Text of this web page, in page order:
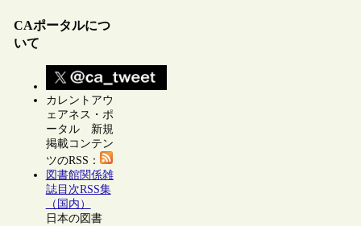
CAポータルにつ
いて
カレントアウ
ェアネス・ポ
ータル 新規
掲載コンテン
ツのRSS：
図書館関係雑
誌目次RSS集
（国内）
日本の図書